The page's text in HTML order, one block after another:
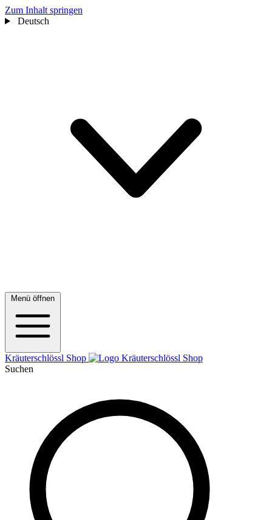
Zum Inhalt springen
Deutsch
Menü öffnen
Kräuterschlössl Shop
Suchen